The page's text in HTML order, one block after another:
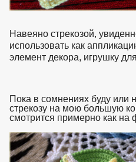
Навеяно стрекозой,
использовать как
элемент декора, игрушку
Пока в сомнениях буду или
стрекозу на мою большую
смотрится примерно как на